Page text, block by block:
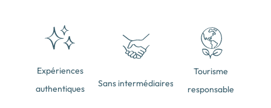
Expériences
authentiques
Sans intermédiaires
Tourisme
responsable